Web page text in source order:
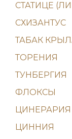
СТАТИЦЕ
СХИЗАНТУС
ТАБАК
ТОРЕНИЯ
ТУНБЕРГИЯ
ФЛОКСЫ
ЦИНЕРАРИЯ
ЦИННИЯ